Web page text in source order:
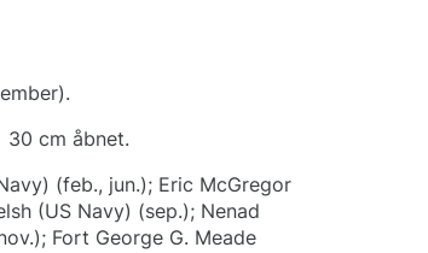
cm åbnet.
(feb., jun.); Eric McGregor
(US Navy) (sep.); Nenad
Fort George G. Meade